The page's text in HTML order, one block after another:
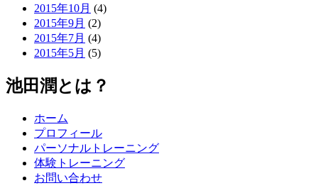
2015年10月 (4)
2015年9月 (2)
2015年7月 (4)
2015年5月 (5)
池田潤とは？
ホーム
プロフィール
パーソナルトレーニング
体験トレーニング
お問い合わせ